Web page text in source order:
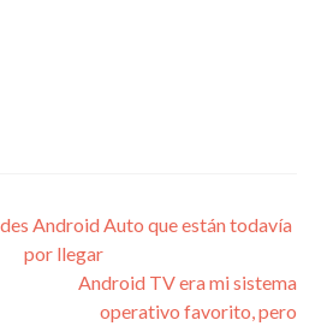
Android Auto que están todavía
por llegar
Android TV era mi sistema
operativo favorito, pero